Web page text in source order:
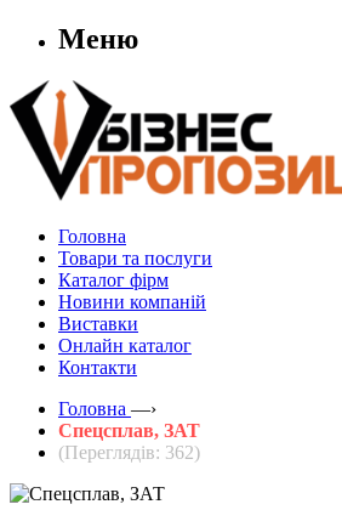
Меню
Головна
Товари та послуги
Каталог фірм
Новини компаній
Виставки
Онлайн каталог
Контакти
Головна —›
Спецсплав, ЗАТ
(Переглядів: 362)